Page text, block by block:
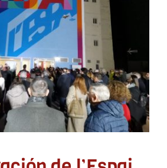
de l’Espai
un centro de
en la provincia
Alicante
Emprendedores Sin categoría